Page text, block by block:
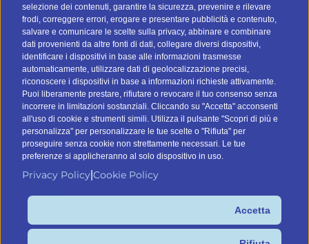
selezione dei contenuti, garantire la sicurezza, prevenire e rilevare
frodi, correggere errori, erogare e presentare pubblicità e contenuto,
salvare e comunicare le scelte sulla privacy, abbinare e combinare
dati provenienti da altre fonti di dati, collegare diversi dispositivi,
identificare i dispositivi in base alle informazioni trasmesse
automaticamente, utilizzare dati di geolocalizzazione precisi,
riconoscere i dispositivi in base a informazioni richieste attivamente.
Puoi liberamente prestare, rifiutare o revocare il tuo consenso senza
incorrere in limitazioni sostanziali. Cliccando su "Accetta" acconsenti
all'uso di cookie e strumenti simili. Utilizza il pulsante "Scopri di più e
personalizza" per personalizzare le tue scelte o "Rifiuta" per
proseguire senza cookie non strettamente necessari. Le tue
preferenze si applicheranno al solo dispositivo in uso.
Privacy Policy Cookie Policy
Accetta
Glossario marketing
CONTATTI
Tel:045.8532046
Email:info@btomail.it
TROVA IL TUO DATABASE
Sede Italiana: Via G. Pascoli 12, 37053 Cerea (VR) – Sede de